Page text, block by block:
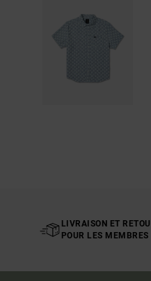
LIVRAISON ET
POUR LES MEMBRES